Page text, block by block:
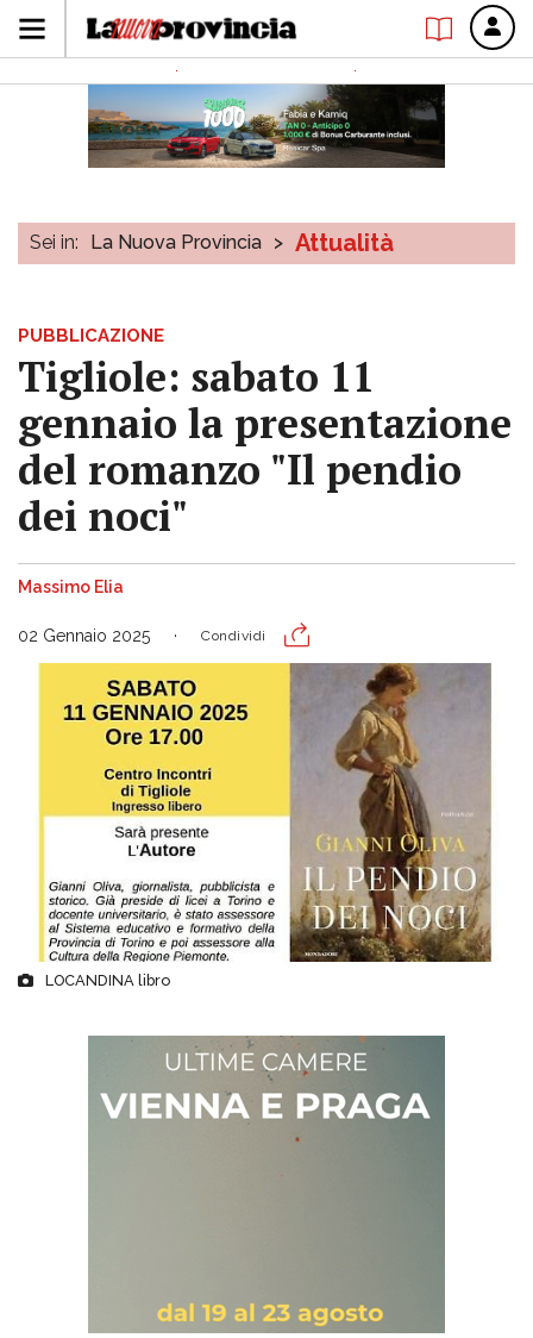
Sei in: La Nuova Provincia > Attualità
PUBBLICAZIONE
Tigliole: sabato 11
gennaio la presentazione
del romanzo "Il pendio
dei noci"
Massimo Elia
02 Gennaio 2025 Condividi
LOCANDINA libro